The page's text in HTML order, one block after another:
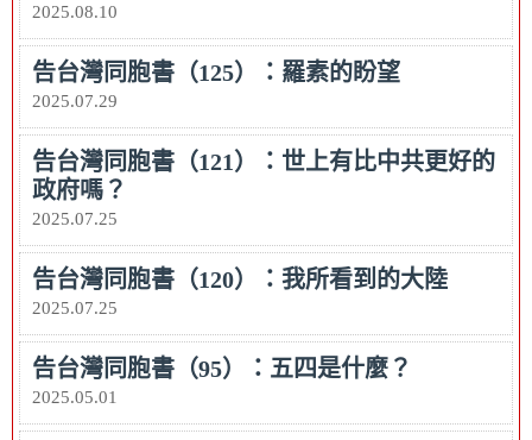
2025.08.10
告台灣同胞書（125）：羅素的盼望
2025.07.29
告台灣同胞書（121）：世上有比中共更好的
政府嗎？
2025.07.25
告台灣同胞書（120）：我所看到的大陸
2025.07.25
告台灣同胞書（95）：五四是什麼？
2025.05.01